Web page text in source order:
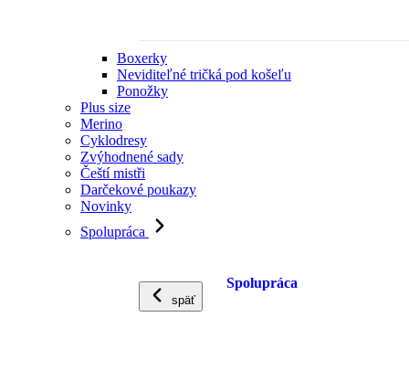
Boxerky
Neviditeľné tričká pod košeľu
Ponožky
Plus size
Merino
Cyklodresy
Zvýhodnené sady
Čeští mistři
Darčekové poukazy
Novinky
Spolupráca
späť
Spolupráca